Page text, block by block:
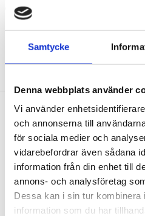
Samtycke
Denna webbplats använder
Vi använder
och annonserna till
för sociala medier och
vidarebefordrar även sådana
information från din enhet till
annons- och analysföretag
Dessa kan i sin tur kombinera
information som du har
i synnerhet lämplig för